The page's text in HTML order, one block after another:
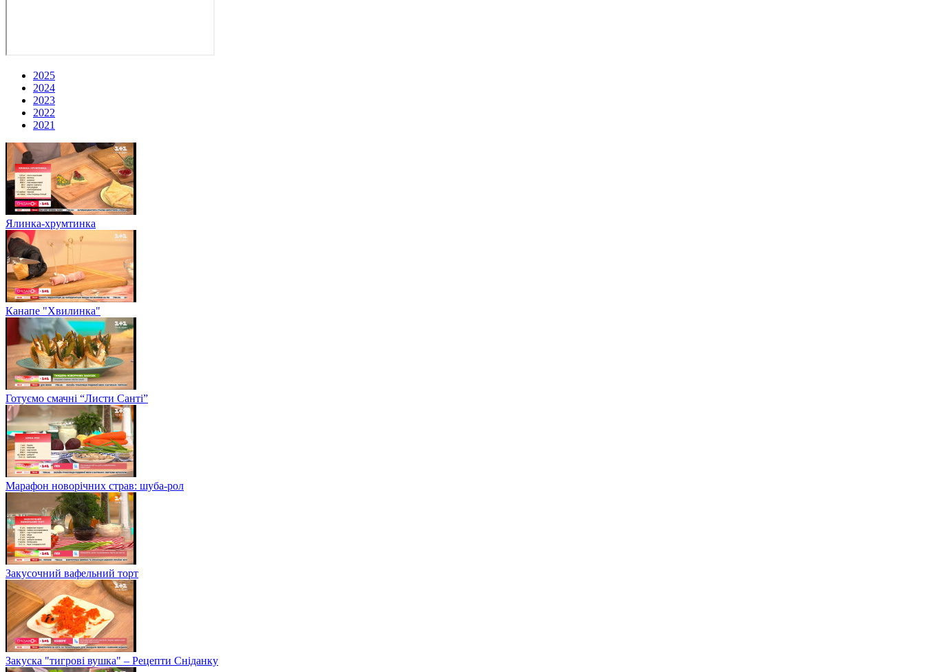
2025
2024
2023
2022
2021
Ялинка-хрумтинка
Канапе "Хвилинка"
Готуємо смачні “Листи Санті”
Марафон новорічних страв: шуба-рол
Закусочний вафельний торт
Закуска "тигрові вушка" – Рецепти Сніданку